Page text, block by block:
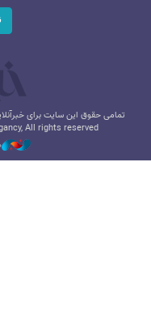
تمامی حقوق این سایت برای
All rights reserved